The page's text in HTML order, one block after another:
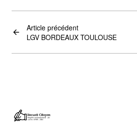
Article précédent
LGV BORDEAUX TOULOUSE